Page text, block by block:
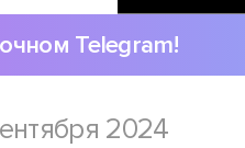
Telegram!
2024